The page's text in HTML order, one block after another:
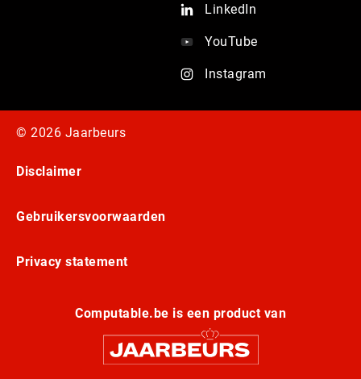
LinkedIn
YouTube
Instagram
© 2026 Jaarbeurs
Disclaimer
Gebruikersvoorwaarden
Privacy statement
Computable.be is een product van